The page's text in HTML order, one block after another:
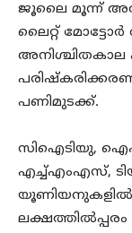
ജൂലൈ മൂന്ന്
ലൈറ്റ്
അനിശ്ചിതകാല
പണിമുടക്ക്.
സിഐടിയു,
എച്ച്‌എംഎസ്,